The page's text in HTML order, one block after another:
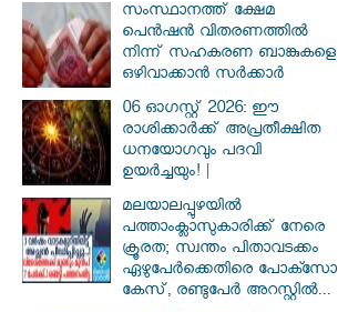
സംസ്ഥാനത്ത് ക്ഷേമ
പെൻഷൻ വിതരണത്തിൽ
നിന്ന് സഹകരണ ബാങ്കുകളെ
ഒഴിവാക്കാൻ സർക്കാർ
06 ഓഗസ്റ്റ് 2026: ഈ
രാശിക്കാർക്ക് അപ്രതീക്ഷിത
ധനയോഗവും പദവി
ഉയർച്ചയും! |
മലയാലപ്പുഴയിൽ
പത്താംക്ലാസുകാരിക്ക് നേരെ
ക്രൂരത; സ്വന്തം പിതാവടക്കം
ഏഴുപേർക്കെതിരെ പോക്സോ
കേസ്, രണ്ടുപേർ അറസ്റ്റിൽ...